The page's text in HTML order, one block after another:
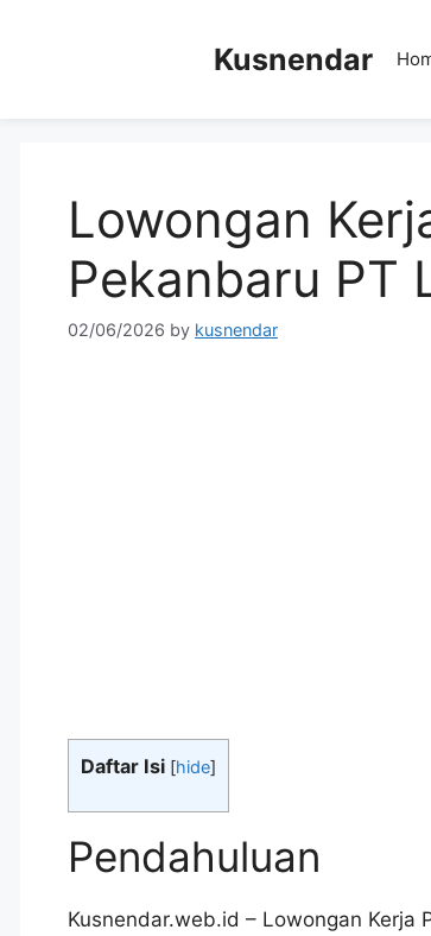
Kusnendar
Lowongan
Pekanbaru PT
02/06/2026 by kusnendar
Daftar Isi [hide]
Pendahuluan
Kusnendar.web.id – Lowongan Kerja